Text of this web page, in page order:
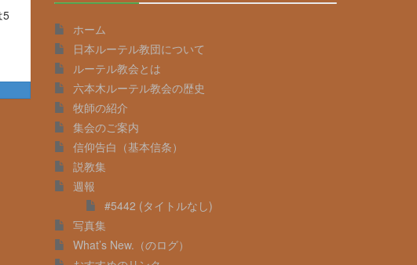
5
Complete
ホーム
日本ルーテル教団について
ルーテル教会とは
六本木ルーテル教会の歴史
牧師の紹介
集会のご案内
信仰告白（基本信条）
説教集
週報
#5442 (タイトルなし)
写真集
What’s New.（のログ）